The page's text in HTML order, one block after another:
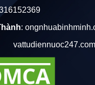
:
vattudiennuoc247.com